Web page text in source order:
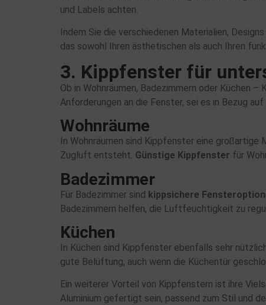
und Labels achten.
Indem Sie die verschiedenen Materialien,
das sowohl Ihren ästhetischen als auch Ihren
3. Kippfenster für
Ob in Wohnräumen, Badezimmern oder Küchen
Anforderungen an die Fenster, sei es in Bezug
Wohnräume
In Wohnräumen sind Kippfenster eine
Zugluft entsteht. Günstige Kippfenster für
Badezimmer
Für Badezimmer sind kippsichere
Badezimmern helfen, die Luftfeuchtigkeit zu
Küchen
In Küchen sind Kippfenster ebenfalls sehr
gute Belüftung, auch wenn die Küchentür
Ein weiterer Vorteil von Kippfenstern ist ihre
Aluminium gefertigt sein, passend zum Stil und